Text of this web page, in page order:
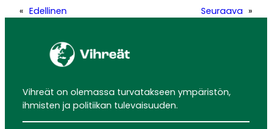
« Edellinen Seuraava »
Vihreät on olemassa turvatakseen ympäristön,
ihmisten ja politiikan tulevaisuuden.